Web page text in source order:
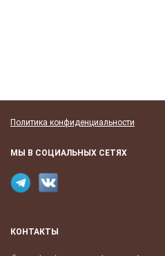
Политика конфиденциальности
МЫ В СОЦИАЛЬНЫХ СЕТЯХ
КОНТАКТЫ